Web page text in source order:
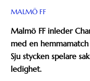
MALMÖ FF
Malmö FF inleder
med en
Sju stycken spelare
ledighet.